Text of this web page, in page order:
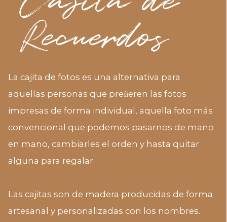
Recuerdos
La cajita de fotos es una alternativa para
aquellas personas que preﬁeren las fotos
impresas de forma individual, aquella foto más
convencional que podemos pasarnos de mano
en mano, cambiarles el orden y hasta quitar
alguna para regalar.
Las cajitas son de madera producidas de forma
artesanal y personalizadas con los nombres.